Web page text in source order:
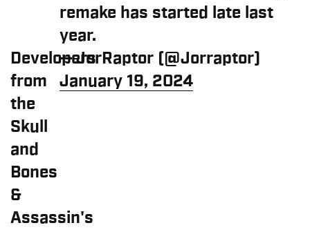
remake has started late last
year.
Developers
from
the
Skull
and
Bones
&
Assassin's
— JorRaptor (@Jorraptor)
January 19, 2024